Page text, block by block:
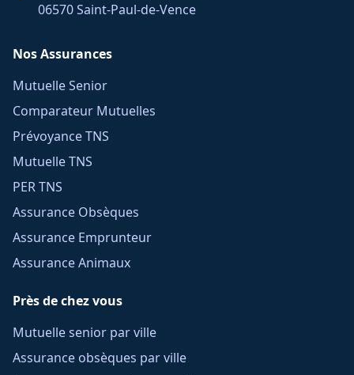
06570 Saint-Paul-de-Vence
Nos Assurances
Mutuelle Senior
Comparateur Mutuelles
Prévoyance TNS
Mutuelle TNS
PER TNS
Assurance Obsèques
Assurance Emprunteur
Assurance Animaux
Près de chez vous
Mutuelle senior par ville
Assurance obsèques par ville